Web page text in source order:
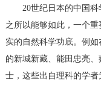
20世纪日本的中国科
之所以能够如此，一个
实的自然科学功底。例
的新城新藏、能田忠亮
士，这些出自理科的学